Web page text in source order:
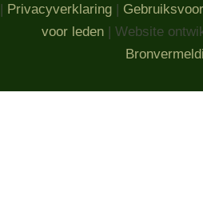
| Privacyverklaring |
voor leden| Website